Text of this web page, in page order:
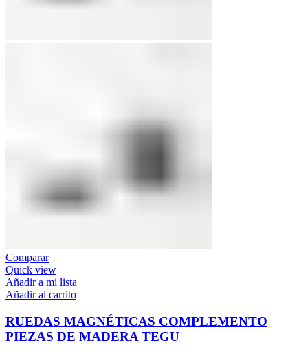
Comparar
Quick view
Añadir a mi lista
Añadir al carrito
RUEDAS MAGNÉTICAS COMPLEMENTO
PIEZAS DE MADERA TEGU